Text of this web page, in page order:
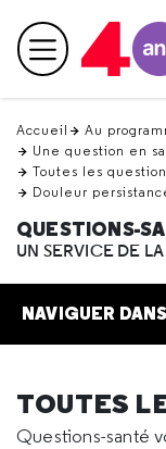
en
haut Menu
Accueil Au
Une question en
Toutes les
Douleur
QUESTIONS-
UN SERVICE DE
NAVIGUER
TOUTES
Questions-santé